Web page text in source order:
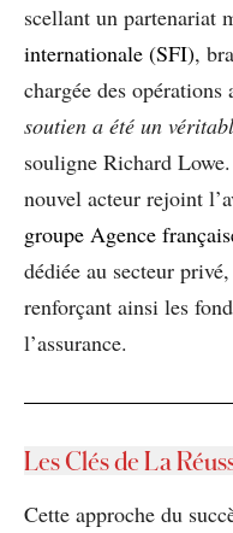
scellant un partenariat
internationale (SFI),
chargée des opérations
soutien a été un
souligne Richard
nouvel acteur rejoint
groupe Agence
dédiée au secteur
renforçant ainsi les
l’assurance.
Les Clés de La
Cette approche du